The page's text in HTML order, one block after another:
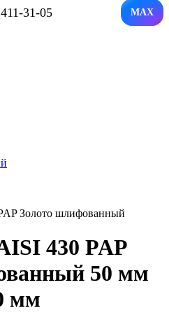
31-05 MAX
Золото шлифованный
430 PAP
50 мм
мм